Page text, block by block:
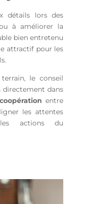
détails lors des
à améliorer la
bien entretenu
attractif pour les
le conseil
dans
entre
les attentes
actions du